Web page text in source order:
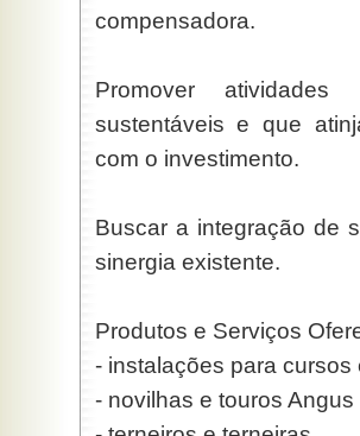
compensadora.
Promover
sustentáveis e que
com o investimento.
Buscar a integração de
sinergia existente.
Produtos e Serviços
- instalações para
- novilhas e touros Angus